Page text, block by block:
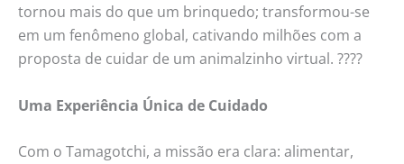
tornou mais do que um brinquedo; transformou-se
em um fenômeno global, cativando milhões com a
proposta de cuidar de um animalzinho virtual. ????
Uma Experiência Única de Cuidado
Com o Tamagotchi, a missão era clara: alimentar,